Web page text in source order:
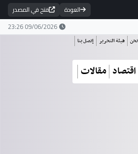
العودة فتح في المصدر
09/06/2026 23:26